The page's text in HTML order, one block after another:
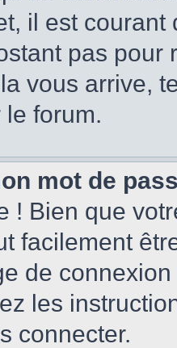
il est
pas
vous arrive,
forum.
mot de
! Bien que
facilement
de
les
connecter.